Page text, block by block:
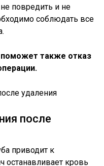
повредить и не
соблюдать все
также отказ
удаления
после
приводит к
останавливает кровь